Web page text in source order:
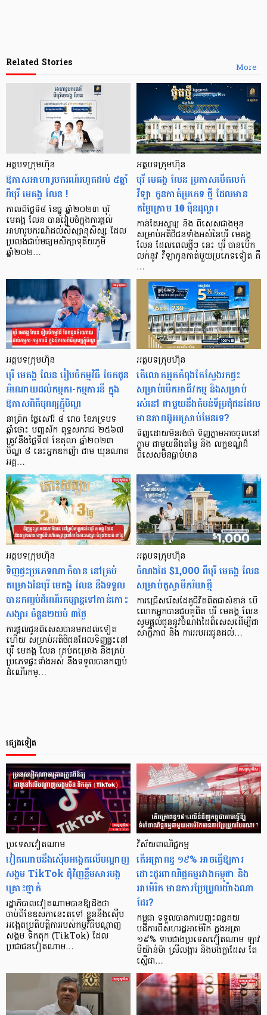
More
Related Stories
អត្ថបទក្រុមហ៊ុន
ឱកាសអាហារូបករណ៍រហូតដល់ ៥ឆ្នាំ
ពីបុរី មេគង្គ លែន !
កាលពីថ្ងៃទី៨ ខែធ្នូ ឆ្នាំ២០២៣ បុរី
មេគង្គ លែន បានរៀបចំក្នុងការផ្តល់
អាហារូបករណ៍ដល់សិស្សានុសិស្ស ដែល
ប្រលងជាប់មធ្យមសិក្សាទុតិយភូមិ
ឆ្នាំ២០២…
អត្ថបទក្រុមហ៊ុន
បុរី មេគង្គ លែន ប្រកាសបើកលក់
វីឡា កូនកាត់ប្រភេទ ថ្មី ដែលមាន
តម្លៃក្រោម 𝟏𝟎 ម៉ឺនដុល្លារ
កាន់តែអស្ចារ្យ និង ពិសេសជាងមុន
សម្រាប់អតិថិជនទាំងអស់នៃបុរី មេគង្គ
លែន ដែលពេលថ្មីៗ នេះ បុរី បានបើក
លក់នូវ វីឡាកូនកាត់មួយប្រភេទទៀត គឺ
…
អត្ថបទក្រុមហ៊ុន
បុរី មេគង្គ លែន រៀបចំកម្មវិធី ចែកជូន
អំណោយដល់កម្មករ-កម្មការនី ក្នុង
ឱកាសពិធីបុណ្យភ្ជុំបិណ្ឌ
នាព្រឹក ថ្ងៃសៅរ៍ ៨ រោច ខែភទ្របទ
ឆ្នាំថោះ បញ្ចស័ក ពុទ្ធសករាជ ២៥៦៧
ត្រូវនឹងថ្ងៃទី៧ ខែតុលា ឆ្នាំ២០២៣
បិណ្ឌ ៨ នេះអ្នកឧកញ៉ា ជាម ឃុនណាត
អគ្គ…
អត្ថបទក្រុមហ៊ុន
តើលោកអ្នកកំពុងតែស្វែងរកផ្ទះ
សម្រាប់បើកអាជីវកម្ម និងសម្រាប់
រស់នៅ ជាមួយនឹងតំបន់ទីប្រជុំជនដែល
មានភាពអ៊ូអរស្រាប់មែនទេ?
ទិញដោយមិនរង់ចាំ ទិញភ្លាមអាចចូលនៅ
ភ្លាម ជាមួយនឹងតម្លៃ និង លក្ខខណ្ឌដ៏
ពិសេសមិនធ្លាប់មាន
អត្ថបទក្រុមហ៊ុន
ទិញផ្ទះប្រភេទណាក៏បាន នៅគ្រប់
គម្រោងនៃបុរី មេគង្គ លែន នឹងទទួល
បានកញ្ចប់ដំណើរកម្សាន្តទៅកាន់កោះ
សង្សារ ចំនួន២យប់ ៣ថ្ងៃ
ការផ្តល់ជូនពិសេសបានមកដល់ទៀត
ហើយ សម្រាប់អតិថិជនដែលទិញផ្ទះនៅ
បុរី មេគង្គ លែន គ្រប់គម្រោង និងគ្រប់
ប្រភេទផ្ទះទាំងអស់ នឹងទទួលបានកញ្ចប់
ដំណើរកម្…
អត្ថបទក្រុមហ៊ុន
ចំណងដៃ $1,000 ពីបុរី មេគង្គ លែន
សម្រាប់គូស្វាមីភរិយាថ្មី
ការជ្រើសរើសដៃគូជីវិតពិតជាសំខាន់ បើ
លោកអ្នកបានជួបគូពិត បុរី មេគង្គ លែន
សូមផ្តល់ជូននូវចំណងដៃពិសេសដើម្បីជា
សាក្ខីភាព និង ការអបអរជូនដល់…
ផ្សេងទៀត
ប្រទេសវៀតណាម
វៀតណាមនឹងស៊ើបអង្កេតលើបណ្ដាញ
សង្គម TikTok ជុំវិញខ្លឹមសារបង្ក
គ្រោះថ្នាក់
រដ្ឋាភិបាលវៀតណាមបានឱ្យដឹងថា
ចាប់ពីខែឧសភានេះតទៅ ខ្លួននឹងស៊ើប
អង្កេតប្រតិបត្តិការរបស់កម្មវិធីបណ្តាញ
សង្គម ទិកតុក (TikTok) ដែល
ប្រជាជនវៀតណាម…
វិស័យពាណិជ្ជកម្ម
តើអត្រាពន្ធ ១៩% អាចធ្វើឱ្យការ
ដោះដូរពាណិជ្ជកម្មរវាងកម្ពុជា និង
អាម៉េរិក មានការប្រែប្រួលយ៉ាងណា
ដែរ?
កម្ពុជា ទទួលបានការបញ្ចុះពន្ធគយ
បដិការពីសហរដ្ឋអាម៉េរិក ក្នុងអត្រា
១៩% ទាបជាងប្រទេសវៀតណាម ឡាវ
មីយ៉ាន់ម៉ា ស្រីលង្ការ និងបង់ក្លាដែស តែ
ស្មើជា…